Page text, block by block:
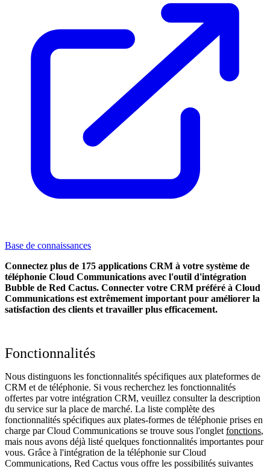
Base de connaissances
Connectez plus de 175 applications CRM à votre système de
téléphonie Cloud Communications avec l'outil d'intégration
Bubble de Red Cactus. Connecter votre CRM préféré à Cloud
Communications est extrêmement important pour améliorer la
satisfaction des clients et travailler plus efficacement.
Fonctionnalités
Nous distinguons les fonctionnalités spécifiques aux plateformes de
CRM et de téléphonie. Si vous recherchez les fonctionnalités
offertes par votre intégration CRM, veuillez consulter la description
du service sur la place de marché. La liste complète des
fonctionnalités spécifiques aux plates-formes de téléphonie prises en
charge par Cloud Communications se trouve sous l'onglet fonctions,
mais nous avons déjà listé quelques fonctionnalités importantes pour
vous. Grâce à l'intégration de la téléphonie sur Cloud
Communications, Red Cactus vous offre les possibilités suivantes